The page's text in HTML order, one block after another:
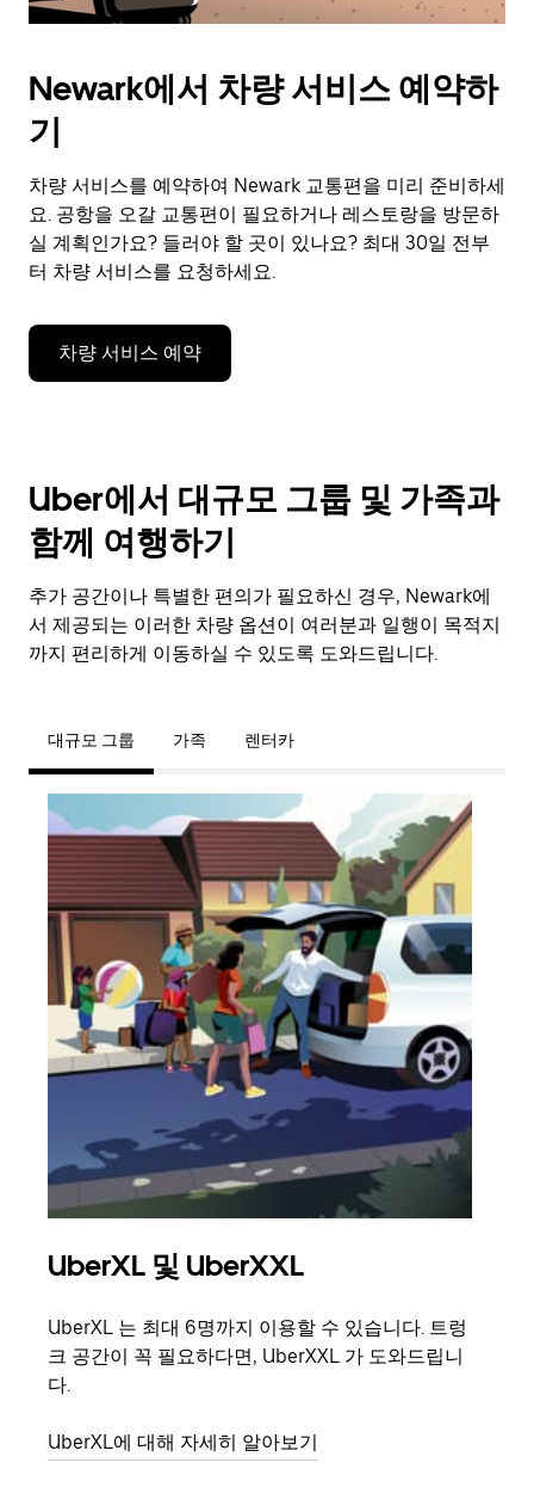
Newark에서 차량 서비스 예약하
기
차량 서비스를 예약하여 Newark 교통편을 미리 준비하세
요. 공항을 오갈 교통편이 필요하거나 레스토랑을 방문하
실 계획인가요? 들러야 할 곳이 있나요? 최대 30일 전부
터 차량 서비스를 요청하세요.
차량 서비스 예약
Uber에서 대규모 그룹 및 가족과
함께 여행하기
추가 공간이나 특별한 편의가 필요하신 경우, Newark에
서 제공되는 이러한 차량 옵션이 여러분과 일행이 목적지
까지 편리하게 이동하실 수 있도록 도와드립니다.
대규모 그룹 가족 렌터카
UberXL 및 UberXXL
UberXL 는 최대 6명까지 이용할 수 있습니다. 트렁
크 공간이 꼭 필요하다면, UberXXL 가 도와드립니
다.
UberXL에 대해 자세히 알아보기